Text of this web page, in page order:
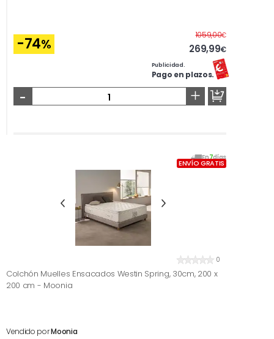
-74%
1059,00€Antes
269,99€
Publicidad.
Pago en plazos.
- +
En7días
ENVÍO GRATIS
0
Colchón Muelles Ensacados Westin Spring, 30cm, 200 x
200 cm - Moonia
Vendido porMoonia